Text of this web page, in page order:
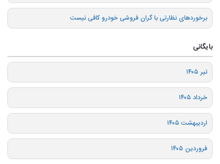
برخوردهای نظارتی با گران فروشی خودرو کافی نیست
بایگانی
تیر ۱۴۰۵
خرداد ۱۴۰۵
اردیبهشت ۱۴۰۵
فروردین ۱۴۰۵